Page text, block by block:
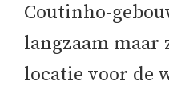
Coutinho-
langzaam maar
locatie voor de